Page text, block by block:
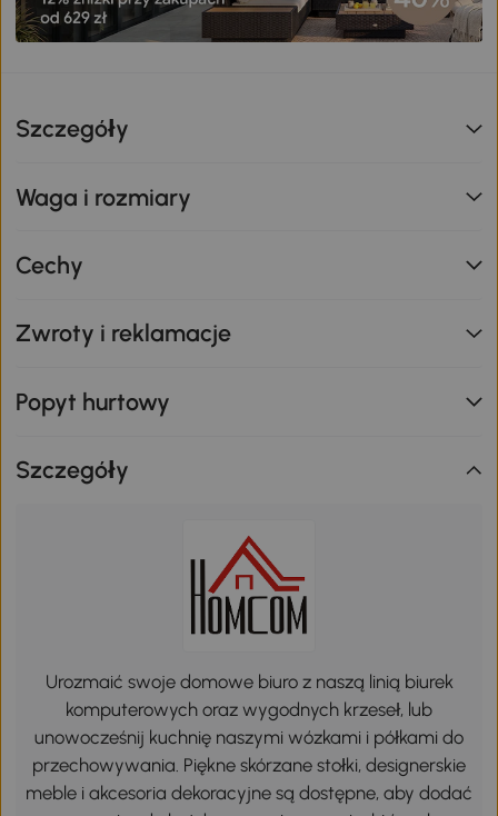
Szczegóły
Waga i rozmiary
Cechy
Zwroty i reklamacje
Popyt hurtowy
Szczegóły
Urozmaić swoje domowe biuro z naszą linią biurek
komputerowych oraz wygodnych krzeseł, lub
unowocześnij kuchnię naszymi wózkami i półkami do
przechowywania. Piękne skórzane stołki, designerskie
meble i akcesoria dekoracyjne są dostępne, aby dodać